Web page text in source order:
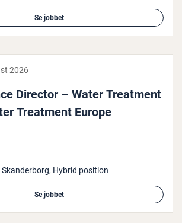
Se jobbet
2026
Director – Water Treatment
Treatment Europe
Hybrid position
Se jobbet